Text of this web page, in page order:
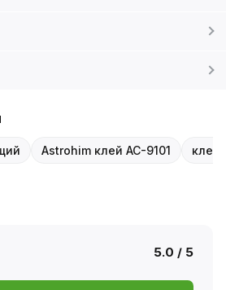
Astrohim клей AC-9101 клей
5.0 / 5